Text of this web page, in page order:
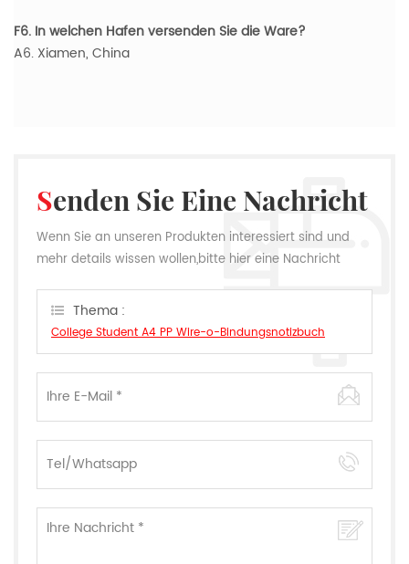
F6. In welchen Hafen versenden Sie die Ware?
A6. Xiamen, China
Senden Sie Eine Nachricht
Wenn Sie an unseren Produkten interessiert sind und
mehr details wissen wollen,bitte hier eine Nachricht
können.Thema :
College Student A4 PP Wire-o-Bindungsnotizbuch